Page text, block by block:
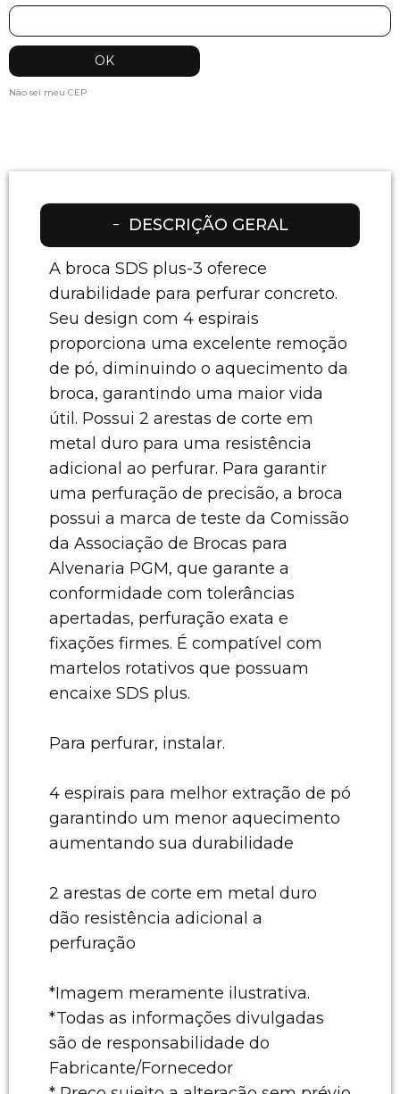
Não sei meu CEP
DESCRIÇÃO GERAL
A broca SDS plus-3 oferece
durabilidade para perfurar concreto.
Seu design com 4 espirais
proporciona uma excelente remoção
de pó, diminuindo o aquecimento da
broca, garantindo uma maior vida
útil. Possui 2 arestas de corte em
metal duro para uma resistência
adicional ao perfurar. Para garantir
uma perfuração de precisão, a broca
possui a marca de teste da Comissão
da Associação de Brocas para
Alvenaria PGM, que garante a
conformidade com tolerâncias
apertadas, perfuração exata e
fixações firmes. É compatível com
martelos rotativos que possuam
encaixe SDS plus.
Para perfurar, instalar.
4 espirais para melhor extração de pó
garantindo um menor aquecimento
aumentando sua durabilidade
2 arestas de corte em metal duro
dão resistência adicional a
perfuração
*Imagem meramente ilustrativa.
*Todas as informações divulgadas
são de responsabilidade do
Fabricante/Fornecedor